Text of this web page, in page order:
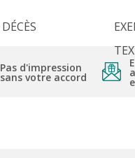
DÉCÈS
Pas d'impression
sans votre accord